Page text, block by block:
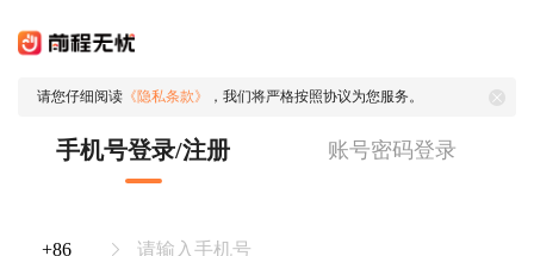
请您仔细阅读 《隐私条款》 ，我们将严格按照协议为您服务。
手机号登录/注册 账号密码登录